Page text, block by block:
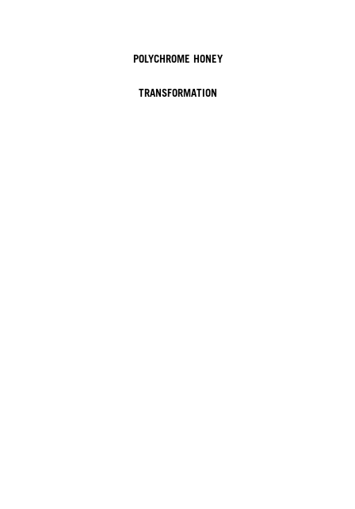
POLYCHROME HONEY
TRANSFORMATION